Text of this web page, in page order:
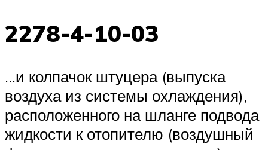
2278-4-10-03
…и колпачок штуцера (выпуска
воздуха из системы охлаждения),
расположенного на шланге подвода
жидкости к отопителю (воздушный